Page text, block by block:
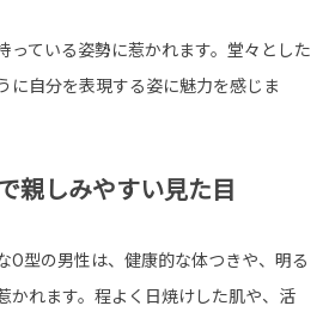
っている姿勢に惹かれます。堂々とした
に自分を表現する姿に魅力を感じま
親しみやすい見た目
O型の男性は、健康的な体つきや、明る
かれます。程よく日焼けした肌や、活